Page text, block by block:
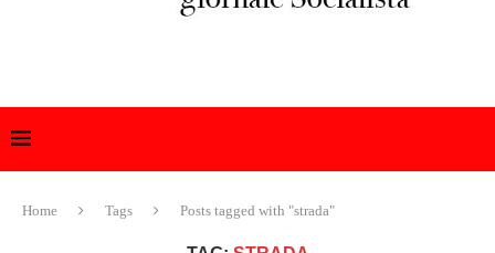
Home Tags Posts tagged with "strada"